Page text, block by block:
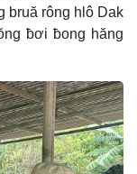
bruă rông hlô Dak
ƀơi ƀong hăng